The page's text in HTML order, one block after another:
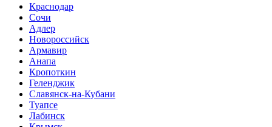
Краснодар
Сочи
Адлер
Новороссийск
Армавир
Анапа
Кропоткин
Геленджик
Славянск-на-Кубани
Туапсе
Лабинск